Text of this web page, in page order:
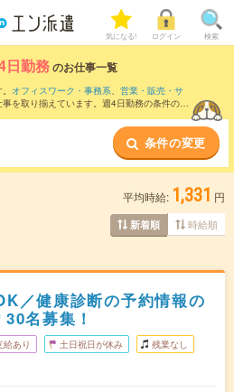
気になる! ログイン 検索
日勤務のお仕事一覧
オフィスワーク・事務系、 営業・販売・サ
を取り揃えています。週4日勤務の条件の他
条件の変更
平均時給: 1,331 円
新着順 時給順
／健康診断の予約情報の
名募集！
給あり 土日祝日が休み 残業なし